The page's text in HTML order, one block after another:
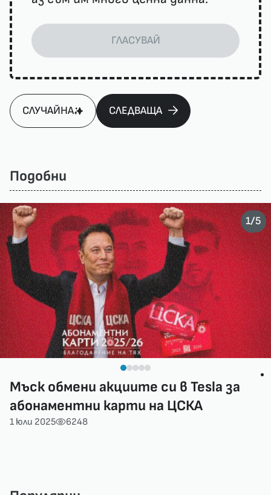
ГЛАСУВАЙ
СЛУЧАЙНА СЛЕДВАЩА
Подобни
Мъск обмени акциите си в Tesla за
абонаментни карти на ЦСКА
1 юли 2025 6248
1/5